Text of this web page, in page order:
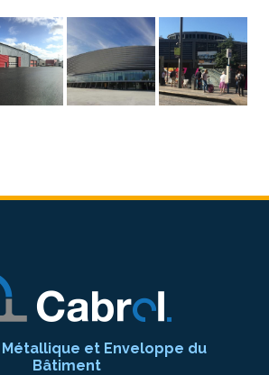
et Enveloppe du
Bâtiment